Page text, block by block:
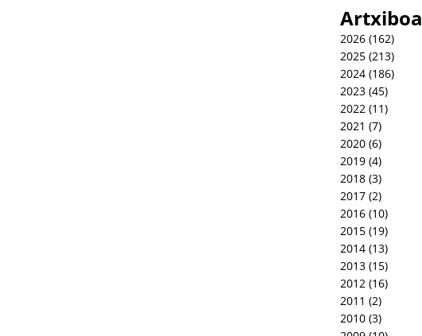
Artxiboa
2026(162)
2025(213)
2024(186)
2023(45)
2022 (11)
2021 (7)
2020(6)
2019(4)
2018(3)
2017(2)
2016(10)
2015(19)
2014(13)
2013(15)
2012 (16)
2011 (2)
2010(3)